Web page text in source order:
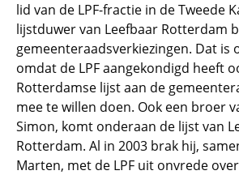
lid van de LPF-fractie in de Tweede
lijstduwer van Leefbaar Rotterdam
gemeenteraadsverkiezingen. Dat is
omdat de LPF aangekondigd heeft
Rotterdamse lijst aan de
mee te willen doen. Ook een broer
Simon, komt onderaan de lijst van
Rotterdam. Al in 2003 brak hij,
Marten, met de LPF uit onvrede